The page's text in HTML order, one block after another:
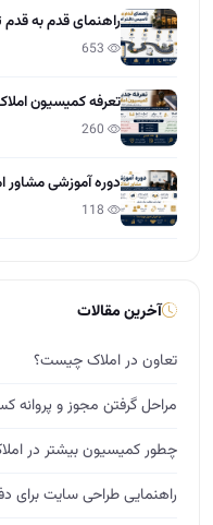
راهنمای قدم به
تعرفه کمیسیون
دوره آموزشی مشاور
آخرین مقالات
تعاون در املاک چیست؟
مراحل گرفتن مجوز و پروانه
چطور کمیسیون بیشتر در
راهنمایی طراحی سایت برای